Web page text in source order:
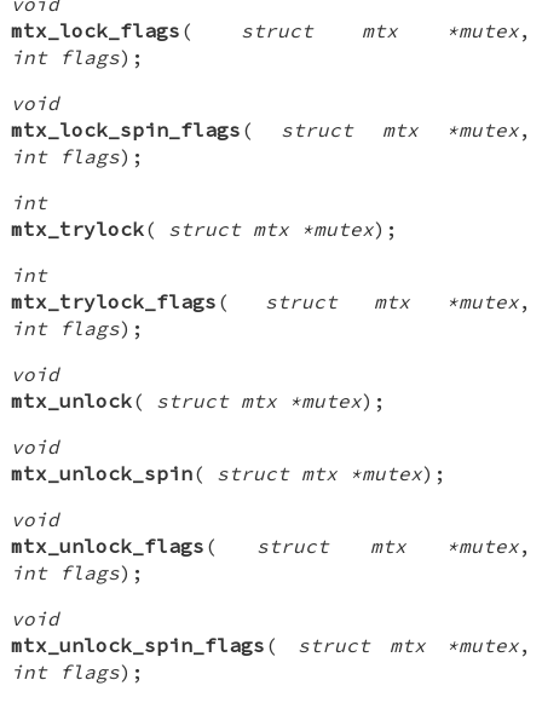
mtx_lock_flags ( struct mtx *mutex,
int flags);
void
mtx_lock_spin_flags ( struct mtx *mutex,
int flags);
int
mtx_trylock( struct mtx *mutex);
int
mtx_trylock_flags ( struct mtx *mutex,
int flags);
void
mtx_unlock( struct mtx *mutex);
void
mtx_unlock_spin( struct mtx *mutex);
void
mtx_unlock_flags ( struct mtx *mutex,
int flags);
void
mtx_unlock_spin_flags ( struct mtx *mutex,
int flags);